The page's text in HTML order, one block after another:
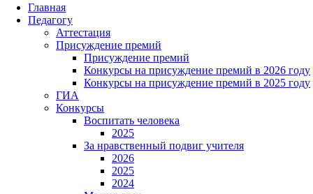
Главная
Педагогу
Аттестация
Присуждение премий
Присуждение премий
Конкурсы на присуждение премий в 2026 году
Конкурсы на присуждение премий в 2025 году
ГИА
Конкурсы
Воспитать человека
2025
За нравственный подвиг учителя
2026
2025
2024